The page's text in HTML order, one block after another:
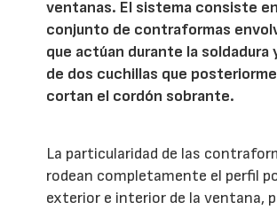
ventanas. El sistema consiste
conjunto de contraformas
que actúan durante la soldadura
de dos cuchillas que
cortan el cordón sobrante.
La particularidad de las
rodean completamente el perfil
exterior e interior de la ventana,